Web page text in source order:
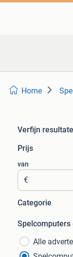
Home
Verfijn
Prijs
van
€
Categorie
Spelcomputers
Alle